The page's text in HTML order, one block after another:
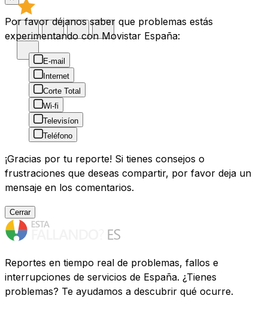
Por favor déjanos saber que problemas estás
experimentando con Movistar España:
E-mail
Internet
Corte Total
Wi-fi
Televisíon
Teléfono
¡Gracias por tu reporte! Si tienes consejos o
frustraciones que deseas compartir, por favor deja un
mensaje en los comentarios.
Cerrar
Reportes en tiempo real de problemas, fallos e
interrupciones de servicios de España. ¿Tienes
problemas? Te ayudamos a descubrir qué ocurre.